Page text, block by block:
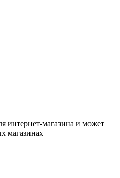
интернет-магазина и может
магазинах